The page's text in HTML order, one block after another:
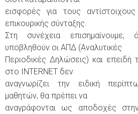
εισφορές για τους
επικουρικής σύνταξης.
Στη συνέχεια επισημαίνουμε,
υποβληθούν οι ΑΠΔ (Αναλυτικές
Περιοδικές Δηλώσεις) και
στο INTERNET δεν
αναγνωρίζει την ειδική
μαθητών, θα πρέπει να
αναγράφονται ως αποδοχές